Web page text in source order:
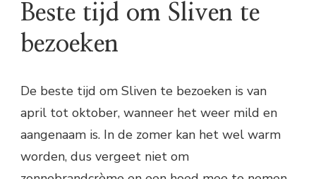
Beste tijd om Sliven te
bezoeken
De beste tijd om Sliven te bezoeken is van
april tot oktober, wanneer het weer mild en
aangenaam is. In de zomer kan het wel warm
worden, dus vergeet niet om